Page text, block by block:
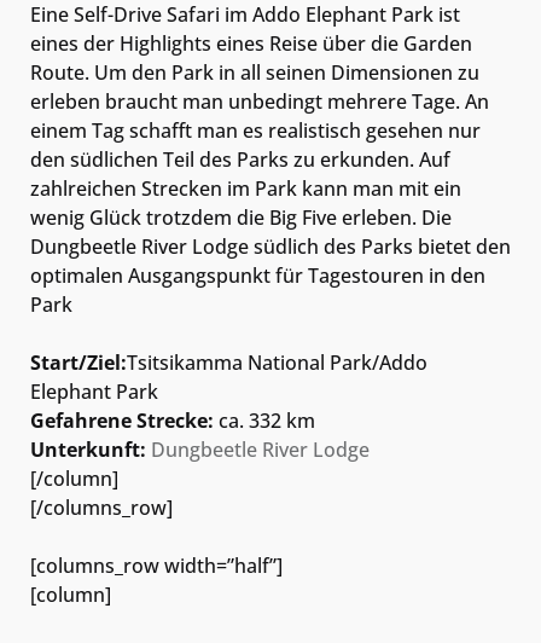
Eine Self-Drive Safari im Addo Elephant Park ist
eines der Highlights eines Reise über die Garden
Route. Um den Park in all seinen Dimensionen zu
erleben braucht man unbedingt mehrere Tage. An
einem Tag schafft man es realistisch gesehen nur
den südlichen Teil des Parks zu erkunden. Auf
zahlreichen Strecken im Park kann man mit ein
wenig Glück trotzdem die Big Five erleben. Die
Dungbeetle River Lodge südlich des Parks bietet den
optimalen Ausgangspunkt für Tagestouren in den
Park
Start/Ziel:Tsitsikamma National Park/Addo
Elephant Park
Gefahrene Strecke: ca. 332 km
Unterkunft: Dungbeetle River Lodge
[/column]
[/columns_row]
[columns_row width=”half”]
[column]